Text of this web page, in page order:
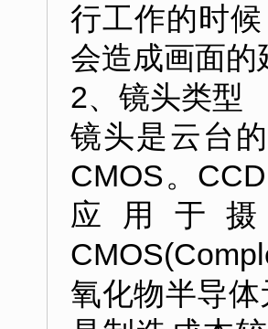
行工作的时
会造成画面
2、镜头类型
镜头是云台
CMOS。
应用于
氧化物半导